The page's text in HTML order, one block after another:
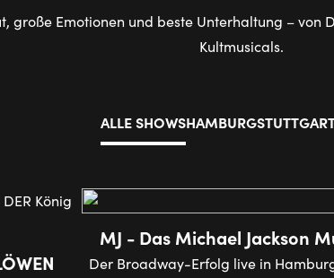
große Emotionen und beste Unterhaltung – von
Kultmusicals.
ALLE SHOWSHAMBURG
MJ - Das Michael Jackson
Der Broadway-Erfolg live in